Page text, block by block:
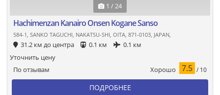
1 / 24
Hachimenzan Kanairo Onsen Kogane Sanso
584-1, SANKO TAGUCHI, NAKATSU-SHI, OITA, 871-0103, JAPAN,
31.2 км до центра 0.1 км 0.1 км
По отзывам Хорошо 7.5 / 10
Уточнить цену
ПОДРОБНЕЕ